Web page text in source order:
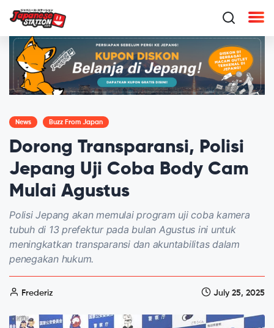
News Buzz From Japan
Dorong Transparansi, Polisi
Jepang Uji Coba Body Cam
Mulai Agustus
Polisi Jepang akan memulai program uji coba kamera
tubuh di 13 prefektur pada bulan Agustus ini untuk
meningkatkan transparansi dan akuntabilitas dalam
penegakan hukum.
Frederiz July 25, 2025